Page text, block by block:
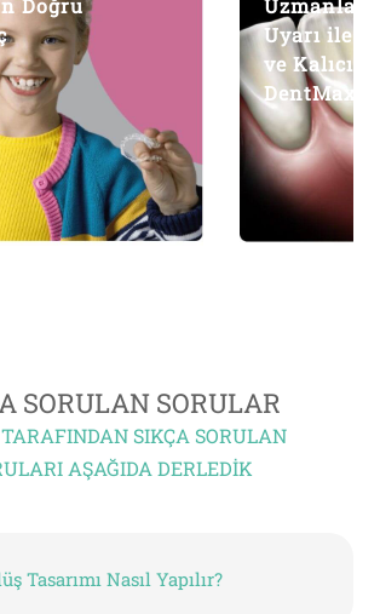
Doğru
Uyarı ile
ve Kalıcı
DentMax
SORULAN SORULAR
SIKÇA SORULAN
AŞAĞIDA DERLEDIK
Tasarımı Nasıl Yapılır?